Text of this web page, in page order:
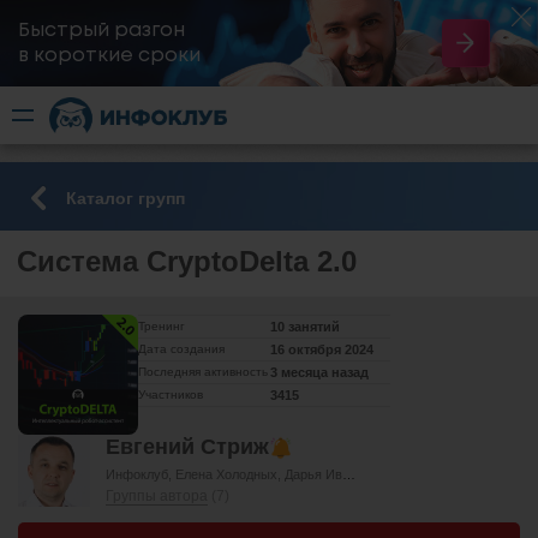
Быстрый разгон
​в короткие сроки
Каталог групп
Система CryptoDelta 2.0
Тренинг 10 занятий
Дата создания 16 октября 2024
Последняя активность 3 месяца назад
Участников 3415
Евгений Стриж
Инфоклуб Елена Холодных Дарья Иванова